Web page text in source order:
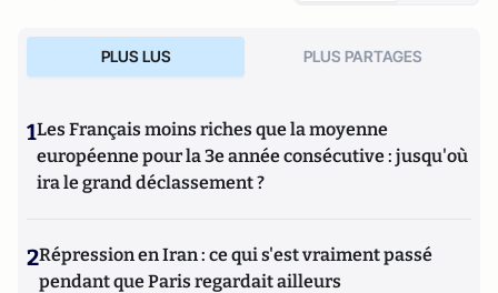
PLUS LUS PLUS PARTAGES
1Les Français moins riches que la moyenne
européenne pour la 3e année consécutive : jusqu'où
ira le grand déclassement ?
2Répression en Iran : ce qui s'est vraiment passé
pendant que Paris regardait ailleurs